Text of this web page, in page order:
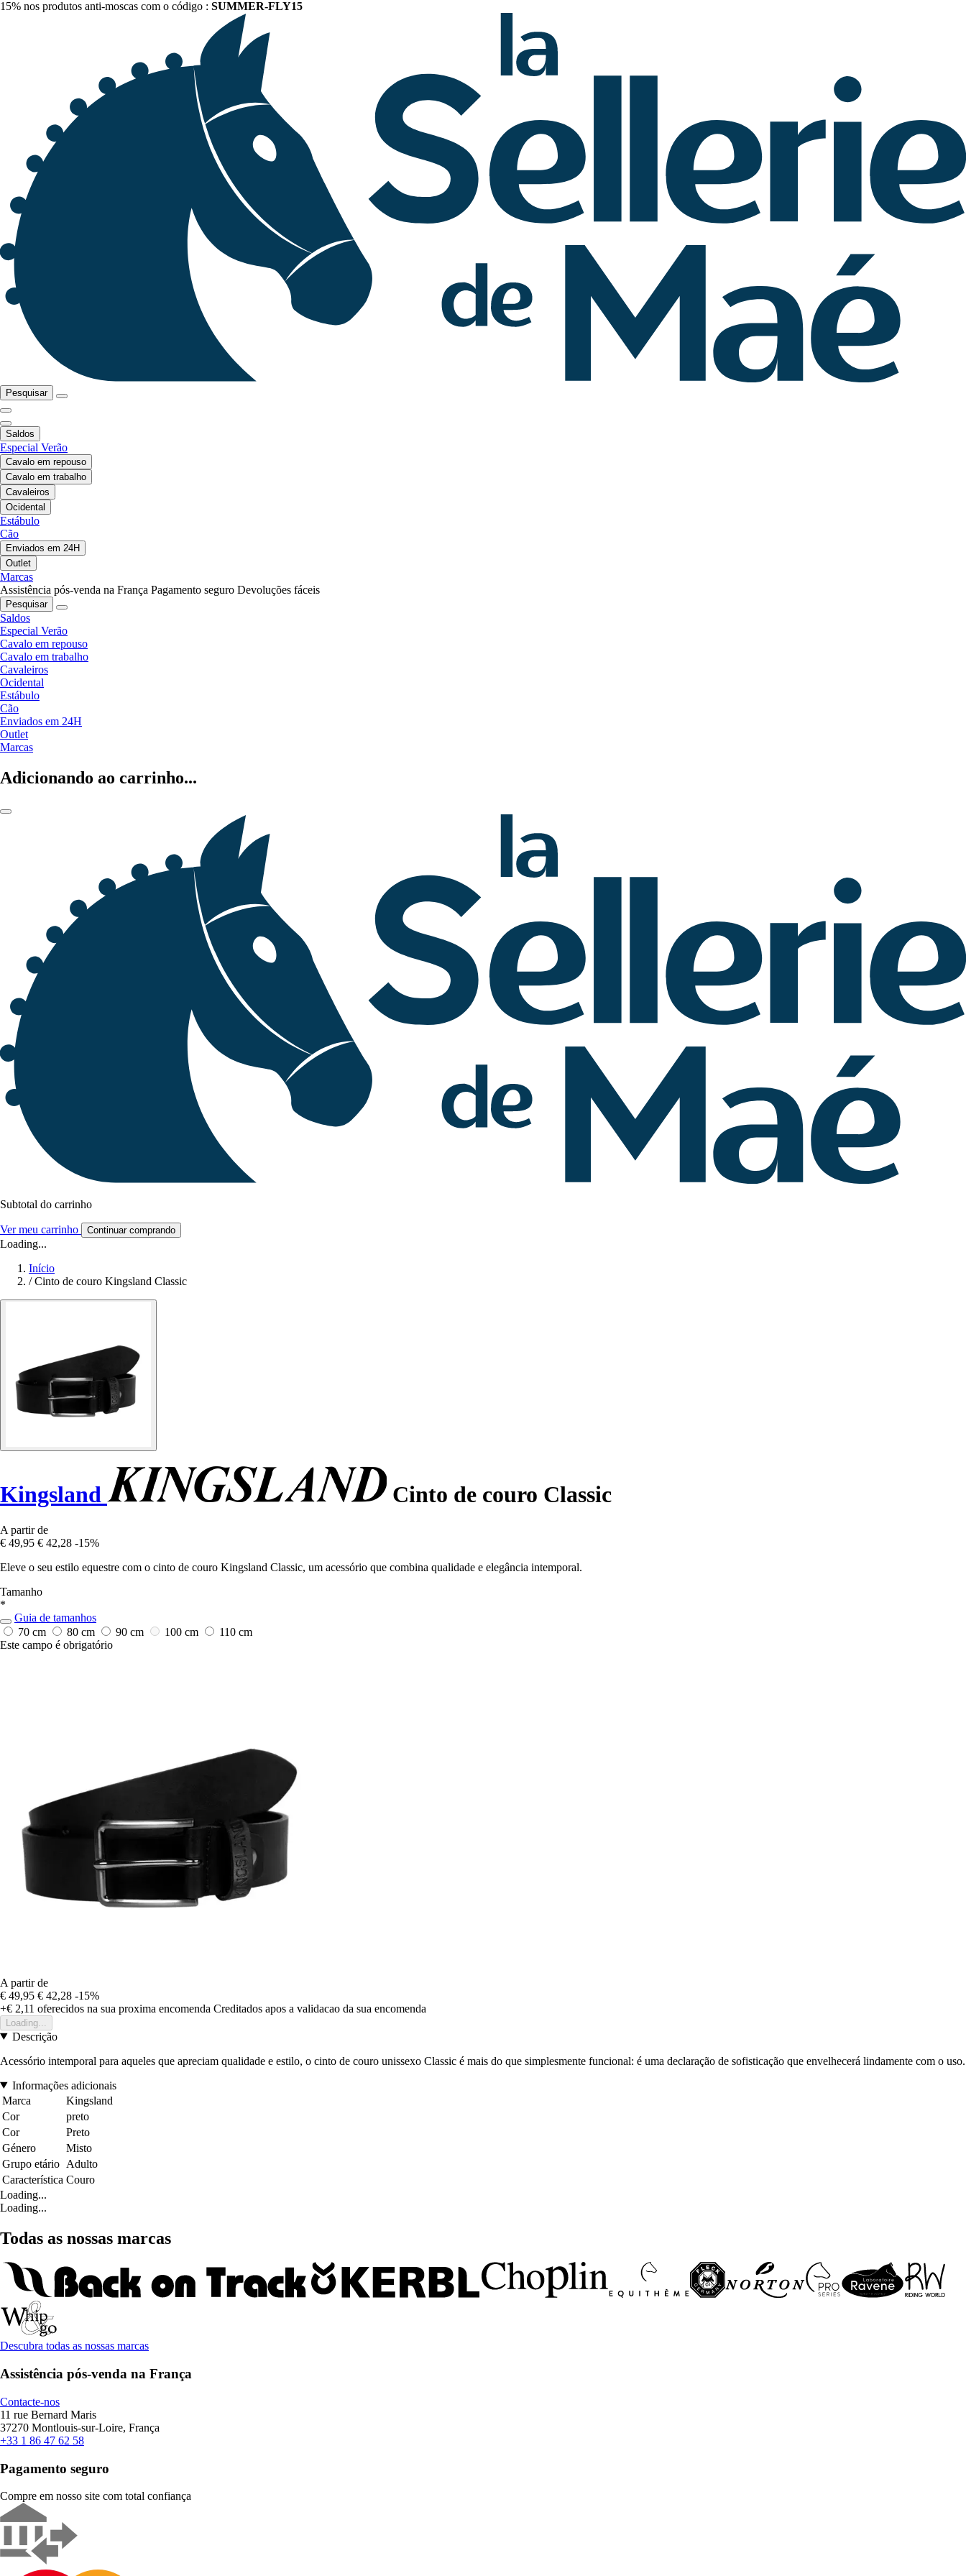
15% nos produtos anti-moscas com o código : SUMMER-FLY15
Pesquisar
Saldos
Especial Verão
Cavalo em repouso
Cavalo em trabalho
Cavaleiros
Ocidental
Estábulo
Cão
Enviados em 24H
Outlet
Marcas
Assistência pós-venda na França Pagamento seguro Devoluções fáceis
Pesquisar
Saldos
Especial Verão
Cavalo em repouso
Cavalo em trabalho
Cavaleiros
Ocidental
Estábulo
Cão
Enviados em 24H
Outlet
Marcas
Adicionando ao carrinho...
Subtotal do carrinho
Ver meu carrinho Continuar comprando
Loading...
Início
/ Cinto de couro Kingsland Classic
Kingsland Cinto de couro Classic
A partir de
€ 49,95 € 42,28 -15%
Eleve o seu estilo equestre com o cinto de couro Kingsland Classic, um acessório que combina qualidade e elegância intemporal.
Tamanho
*
Guia de tamanhos
70 cm
80 cm 90 cm 100 cm
110 cm
Este campo é obrigatório
A partir de
€ 49,95 € 42,28 -15%
+€ 2,11 oferecidos na sua proxima encomenda Creditados apos a validacao da sua encomenda
Loading...
Descrição
Acessório intemporal para aqueles que apreciam qualidade e estilo, o cinto de couro unissexo Classic é mais do que simplesmente funcional: é uma declaração de sofisticação que envelhecerá lindamente com o uso.
Informações adicionais
Marca
Kingsland
Cor
preto
Cor
Preto
Género
Misto
Grupo etário Adulto
Característica Couro
Loading...
Loading...
Todas as nossas marcas
Descubra todas as nossas marcas
Assistência pós-venda na França
Contacte-nos
11 rue Bernard Maris
37270 Montlouis-sur-Loire, França
+33 1 86 47 62 58
Pagamento seguro
Compre em nosso site com total confiança